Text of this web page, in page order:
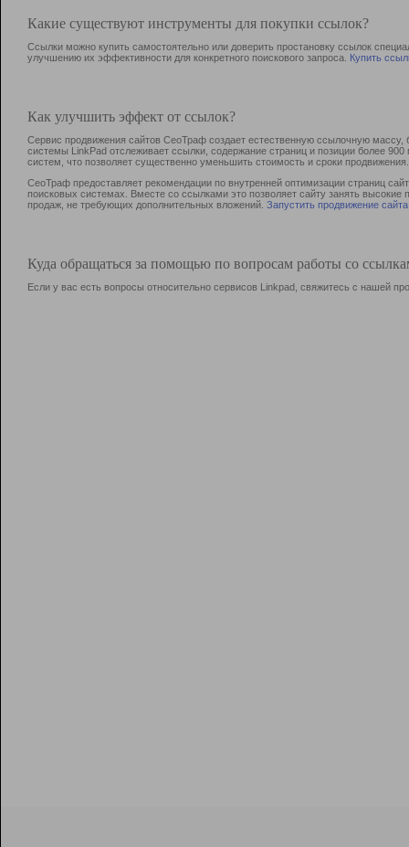
Какие существуют инструменты для покупки ссылок?
Ссылки можно купить самостоятельно или доверить простановку ссылок
улучшению их эффективности для конкретного поискового запроса. Купить
Как улучшить эффект от ссылок?
Сервис продвижения сайтов СеоТраф создает естественную ссылочную
системы LinkPad отслеживает ссылки, содержание страниц и позиции более
систем, что позволяет существенно уменьшить стоимость и сроки продвижения.
СеоТраф предоставляет рекомендации по внутренней оптимизации страниц
поисковых системах. Вместе со ссылками это позволяет сайту занять
продаж, не требующих дополнительных вложений. Запустить продвижение сайта
Куда обращаться за помощью по вопросам работы со
Если у вас есть вопросы относительно сервисов Linkpad, свяжитесь с нашей